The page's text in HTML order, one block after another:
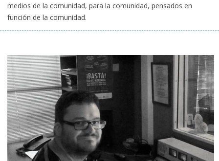
medios de la comunidad, para la comunidad, pensados en
función de la comunidad.